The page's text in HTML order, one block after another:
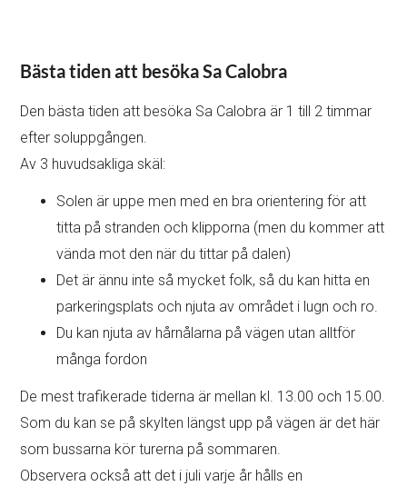
Bästa tiden att besöka Sa Calobra
Den bästa tiden att besöka Sa Calobra är 1 till 2 timmar
efter soluppgången.
Av 3 huvudsakliga skäl:
Solen är uppe men med en bra orientering för att
titta på stranden och klipporna (men du kommer att
vända mot den när du tittar på dalen)
Det är ännu inte så mycket folk, så du kan hitta en
parkeringsplats och njuta av området i lugn och ro.
Du kan njuta av hårnålarna på vägen utan alltför
många fordon
De mest trafikerade tiderna är mellan kl. 13.00 och 15.00.
Som du kan se på skylten längst upp på vägen är det här
som bussarna kör turerna på sommaren.
Observera också att det i juli varje år hålls en